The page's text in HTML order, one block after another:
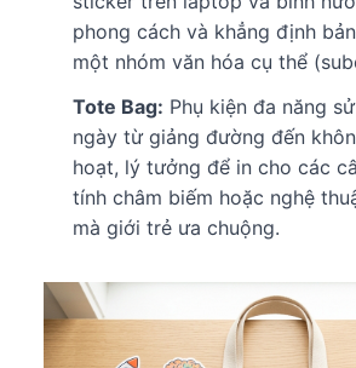
phong cách và khẳng định
một nhóm văn hóa cụ thể
Tote Bag: Phụ kiện đa năng
ngày từ giảng đường đến
hoạt, lý tưởng để in cho các
tính châm biếm hoặc nghệ
mà giới trẻ ưa chuộng.